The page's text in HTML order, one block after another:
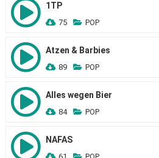
1TP
75 POP
Atzen & Barbies
89 POP
Alles wegen Bier
84 POP
NAFAS